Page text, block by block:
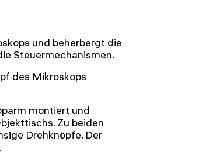
und beherbergt die
Steuermechanismen.
des Mikroskops
montiert und
Zu beiden
Drehknöpfe. Der